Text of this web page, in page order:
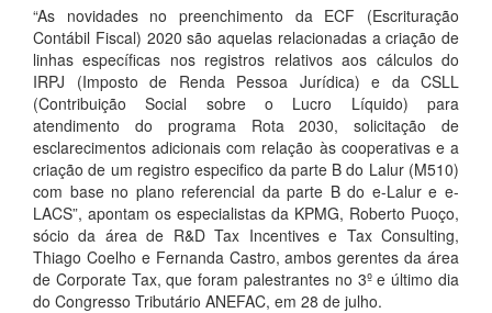
“As novidades no preenchimento da ECF (Escrituração
Contábil Fiscal) 2020 são aquelas relacionadas a criação de
linhas específicas nos registros relativos aos cálculos do
IRPJ (Imposto de Renda Pessoa Jurídica) e da CSLL
(Contribuição Social sobre o Lucro Líquido) para
atendimento do programa Rota 2030, solicitação de
esclarecimentos adicionais com relação às cooperativas e a
criação de um registro especifico da parte B do Lalur (M510)
com base no plano referencial da parte B do e-Lalur e e-
LACS”, apontam os especialistas da KPMG, Roberto Puoço,
sócio da área de R&D Tax Incentives e Tax Consulting,
Thiago Coelho e Fernanda Castro, ambos gerentes da área
de Corporate Tax, que foram palestrantes no 3º e último dia
do Congresso Tributário ANEFAC, em 28 de julho.